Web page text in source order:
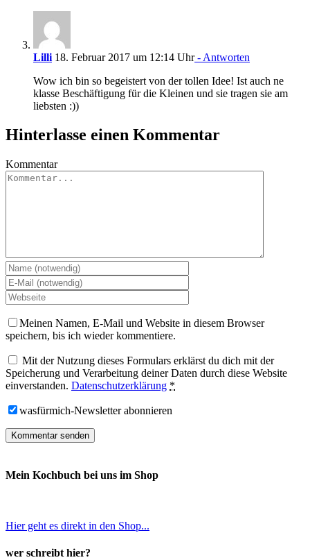
Lilli 18. Februar 2017 um 12:14 Uhr- Antworten
Wow ich bin so begeistert von der tollen Idee! Ist auch ne
klasse Beschäftigung für die Kleinen und sie tragen sie am
liebsten :))
Hinterlasse einen Kommentar
Kommentar
Meinen Namen, E-Mail und Website in diesem Browser
speichern, bis ich wieder kommentiere.
Mit der Nutzung dieses Formulars erklärst du dich mit der
Speicherung und Verarbeitung deiner Daten durch diese Website
einverstanden. Datenschutzerklärung *
wasfürmich-Newsletter abonnieren
Mein Kochbuch bei uns im Shop
Hier geht es direkt in den Shop...
wer schreibt hier?